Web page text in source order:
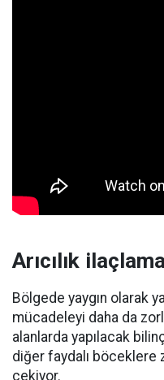
Arıcılık
Bölgede yaygın olarak
mücadeleyi daha da
alanlarda yapılacak
diğer faydalı
çekiyor.